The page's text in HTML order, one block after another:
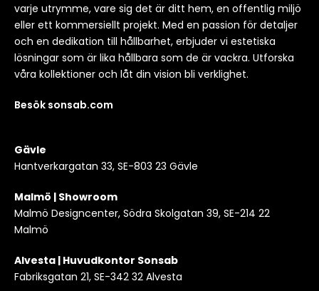
varje utrymme, vare sig det är ditt hem, en offentlig miljö
eller ett kommersiellt projekt. Med en passion för detaljer
och en dedikation till hållbarhet, erbjuder vi estetiska
lösningar som är lika hållbara som de är vackra. Utforska
våra kollektioner och låt din vision bli verklighet.
Besök sonsab.com
Gävle
Hantverkargatan 33, SE-803 23 Gävle
Malmö | Showroom
Malmö Designcenter, Södra Skolgatan 39, SE-214 22
Malmö
Alvesta | Huvudkontor Sonsab
Fabriksgatan 21, SE-342 32 Alvesta